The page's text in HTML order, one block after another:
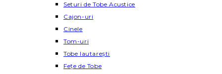
Seturi de Tobe Acustice
Cajon-uri
Cinele
Tom-uri
Tobe lautareşti
Fețe de Tobe